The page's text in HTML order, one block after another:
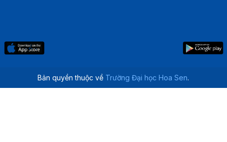
Bản quyền thuộc về Trường Đại học Hoa Sen.